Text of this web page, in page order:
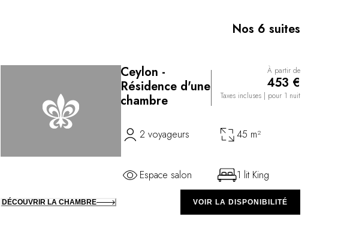
Nos 6 suites
Ceylon -
Résidence d'une
chambre
À partir de
453 €
Taxes incluses | pour 1 nuit
2 voyageurs 45 m²
Espace salon 1 lit King
DÉCOUVRIR LA CHAMBRE VOIR LA DISPONIBILITÉ